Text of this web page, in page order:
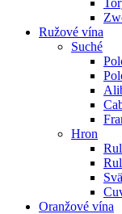
Ružové vína
Suché
Hron
Oranžové vína